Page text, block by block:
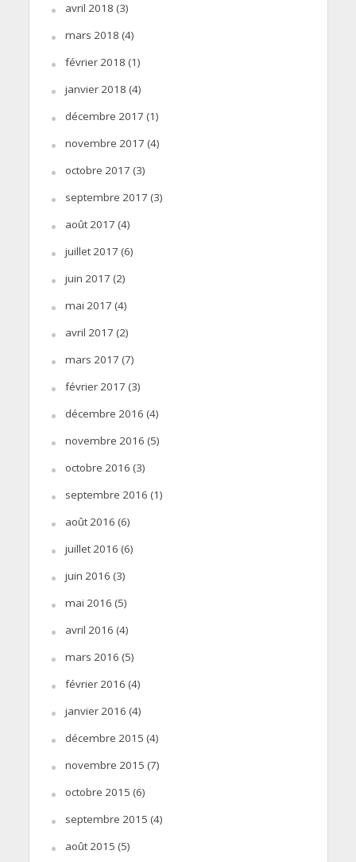
avril 2018 (3)
mars 2018 (4)
février 2018 (1)
janvier 2018 (4)
décembre 2017 (1)
novembre 2017 (4)
octobre 2017 (3)
septembre 2017 (3)
août 2017 (4)
juillet 2017 (6)
juin 2017 (2)
mai 2017 (4)
avril 2017 (2)
mars 2017 (7)
février 2017 (3)
décembre 2016 (4)
novembre 2016 (5)
octobre 2016 (3)
septembre 2016 (1)
août 2016 (6)
juillet 2016 (6)
juin 2016 (3)
mai 2016 (5)
avril 2016 (4)
mars 2016 (5)
février 2016 (4)
janvier 2016 (4)
décembre 2015 (4)
novembre 2015 (7)
octobre 2015 (6)
septembre 2015 (4)
août 2015 (5)